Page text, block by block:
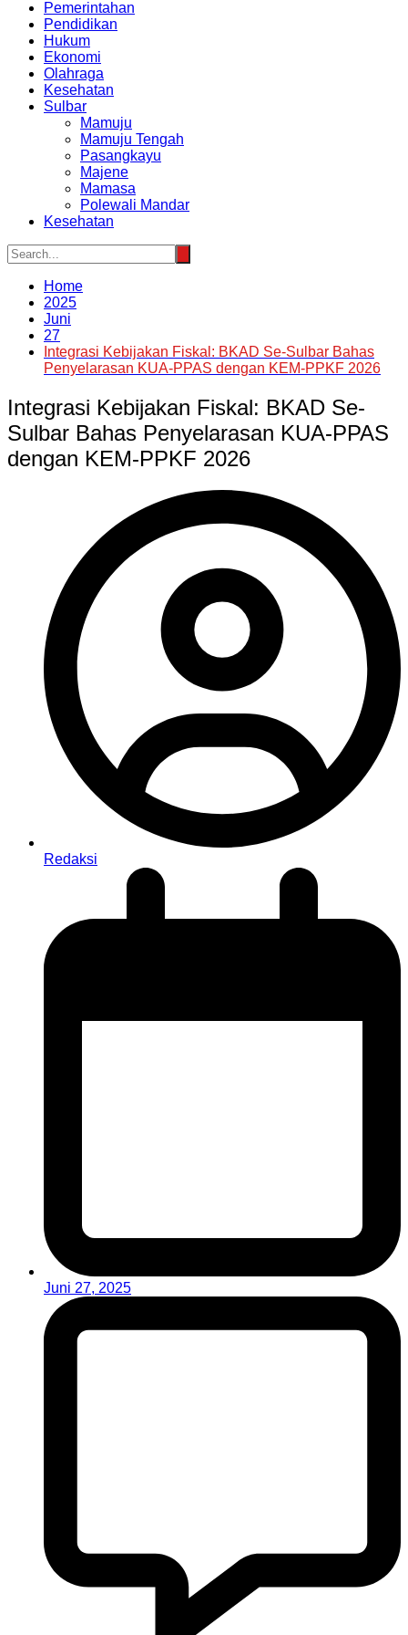
Pemerintahan
Pendidikan
Hukum
Ekonomi
Olahraga
Kesehatan
Sulbar
Mamuju
Mamuju Tengah
Pasangkayu
Majene
Mamasa
Polewali Mandar
Kesehatan
Home
2025
Juni
27
Integrasi Kebijakan Fiskal: BKAD Se-Sulbar Bahas
Penyelarasan KUA-PPAS dengan KEM-PPKF 2026
Integrasi Kebijakan Fiskal: BKAD Se-
Sulbar Bahas Penyelarasan KUA-PPAS
dengan KEM-PPKF 2026
Redaksi
Juni 27, 2025